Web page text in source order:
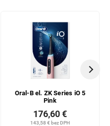
Oral-B el. ZK Series iO 5
Pink
143,58 € bez DPH
176,60 €